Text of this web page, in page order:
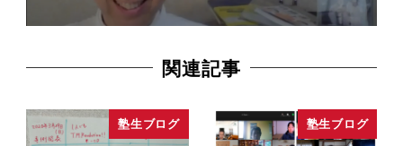
関連記事
塾生ブログ 塾生ブログ